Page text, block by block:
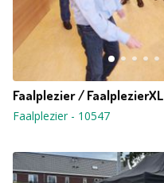
Faalplezier / FaalplezierXL
Faalplezier- 10547